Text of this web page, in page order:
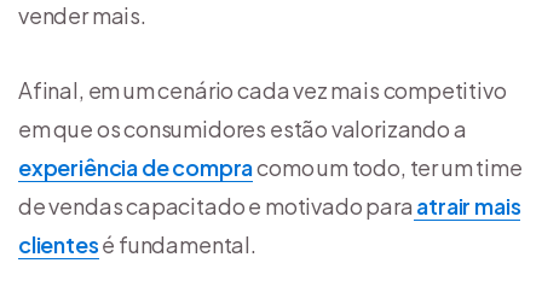
vender mais.
Afinal, em um cenário cada vez mais competitivo
em que os consumidores estão valorizando a
experiência de compracomo um todo, ter um time
de vendas capacitado e motivado para atrair mais
clientesé fundamental.